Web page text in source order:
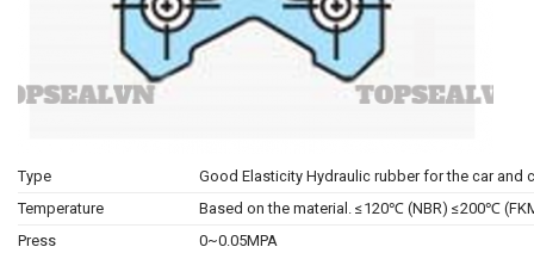
Type
Good Elasticity Hydraulic rubber for the car and
Temperature
Based on the material. ≤120℃ (NBR) ≤200℃
Press
0~0.05MPA